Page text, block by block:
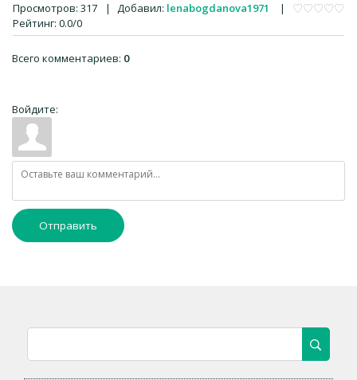
Просмотров: 317 | Добавил: lenabogdanova1971
|
Рейтинг: 0.0/0
Всего комментариев: 0
Войдите:
Отправить